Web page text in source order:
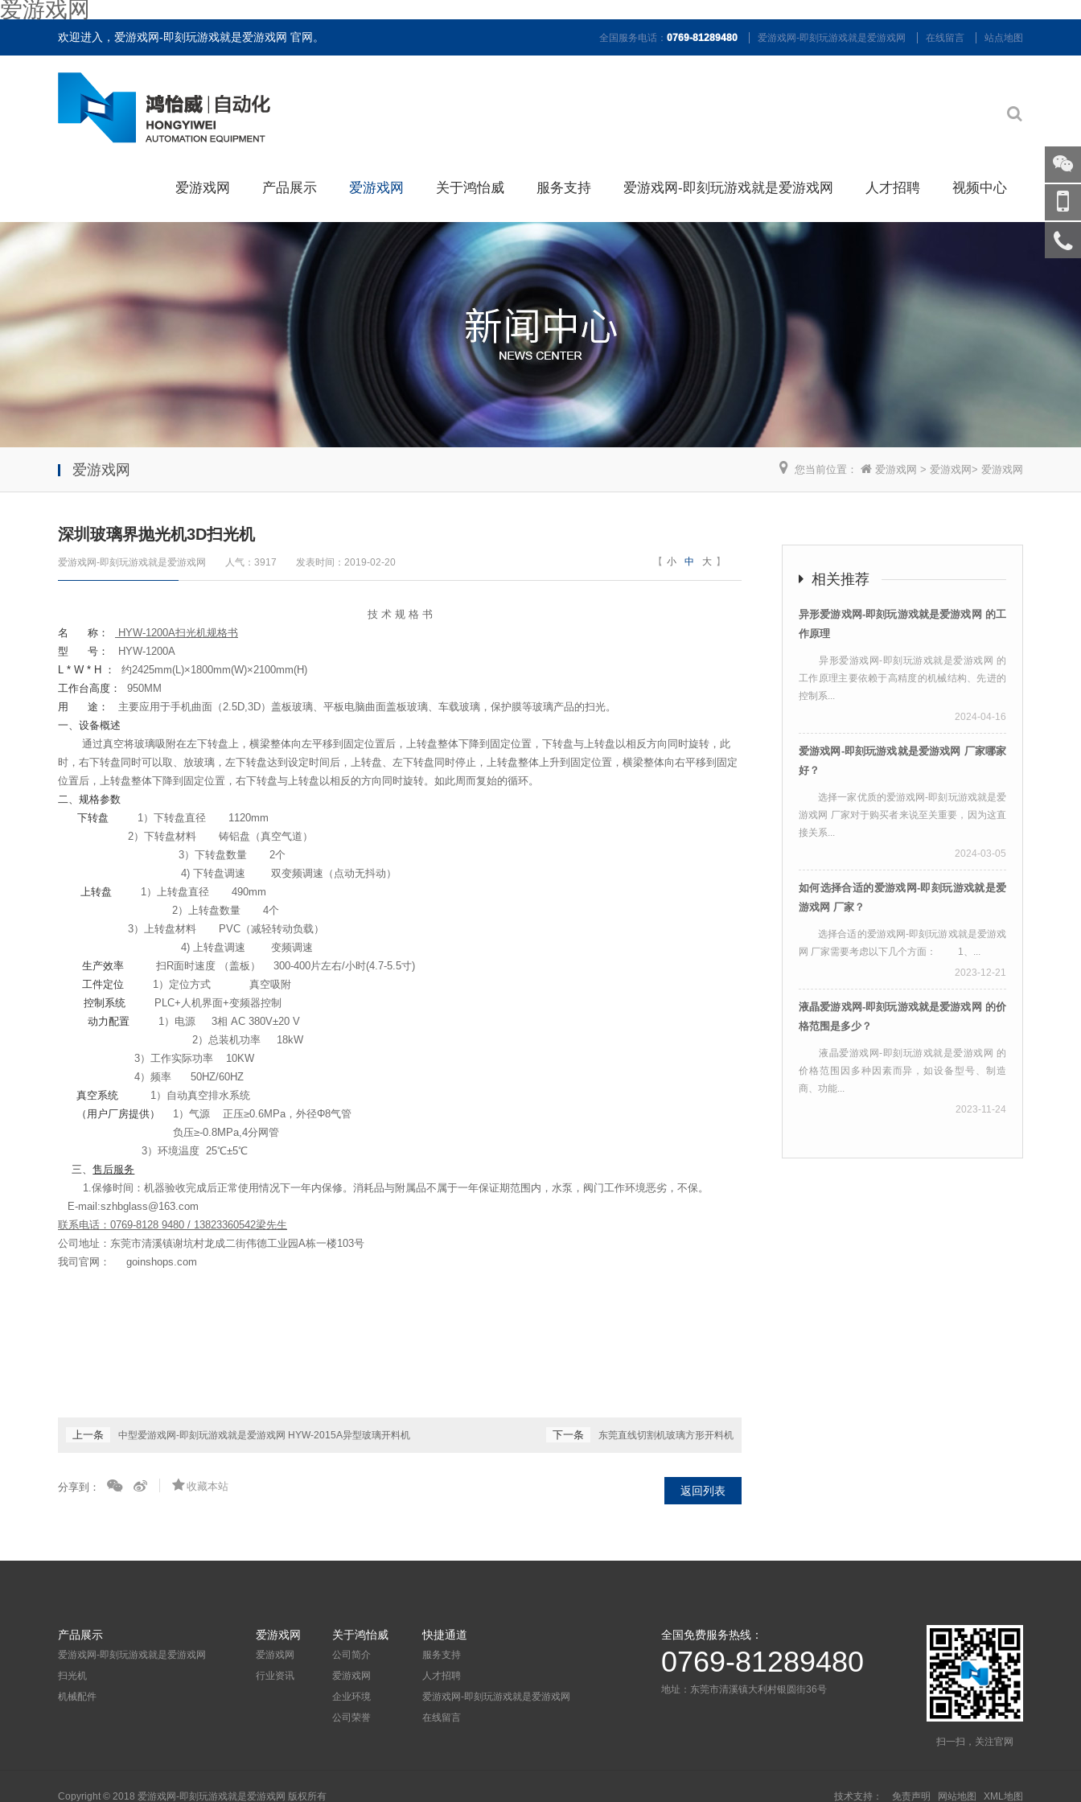
爱游戏网
欢迎进入，爱游戏网-即刻玩游戏就是爱游戏网 官网。 全国服务电话： 0769-81289480 爱游戏网-即刻玩游戏就是爱游戏网 在线留言 站点地图
爱游戏网 产品展示 爱游戏网 关于鸿怡威 服务支持 爱游戏网-即刻玩游戏就是爱游戏网 人才招聘 视频中心
爱游戏网 您当前位置： 爱游戏网 > 爱游戏网> 爱游戏网
深圳玻璃界抛光机3D扫光机
爱游戏网-即刻玩游戏就是爱游戏网 人气：3917 发表时间：2019-02-20 【 小 中 大 】
技 术 规 格 书
名
称： HYW-1200A扫光机规格书
型
号：
HYW-1200A
L * W * H
： 约2425mm(L)×1800mm(W)×2100mm(H)
工作台高度：
950MM
用
途：
主要应用于手机曲面（2.5D,3D）盖板玻璃、平板电脑曲面盖板玻璃、车载玻璃，保护膜等玻璃产品的扫光。
一、设备概述
通过真空将玻璃吸附在左下转盘上，横梁整体向左平移到固定位置后，上转盘整体下降到固定位置，下转盘与上转盘以相反方向同时旋转，此
时，右下转盘同时可以取、放玻璃，左下转盘达到设定时间后，上转盘、左下转盘同时停止，上转盘整体上升到固定位置，横梁整体向右平移到固定
位置后，上转盘整体下降到固定位置，右下转盘与上转盘以相反的方向同时旋转。如此周而复始的循环。
二、规格参数
下转盘 1）下转盘直径1120mm
2）下转盘材料
铸铝盘（真空气道）
3）下转盘数量2个
4) 下转盘调速
双变频调速（点动无抖动）
上转盘 1）上转盘直径
490mm
2）上转盘数量4个
3）上转盘材料 PVC （减轻转动负载）
4) 上转盘调速
变频调速
生产效率
扫 R面时速度 （盖板） 300-400片左右/小时(4.7-5.5寸)
工件定位
1）定位方式
真空吸附
控制系统
PLC+人机界面+变频器控制
动力配置
1）电源 3相 AC 380V±20 V
2）总装机功率18kW
3）工作实际功率 10KW
4）频率 50HZ/60HZ
真空系统
1）自动真空排水系统
（用户厂房提供）
1）气源 正压≥0.6MPa，外径Φ8气管
负压≥-0.8MPa,4分网管
3）环境温度 25℃±5℃
三、售后服务
1.保修时间：机器验收完成后正常使用情况下一年内保修。消耗品与附属品不属于一年保证期范围内，水泵，阀门工作环境恶劣，不保。
E-mail:szhbglass@163.com
联系电话： 0769-8128 9480 / 13823360542梁先生
公司地址：东莞市清溪镇谢坑村龙成二街伟德工业园A栋一楼103号
我司官网： goinshops.com
上一条 中型爱游戏网-即刻玩游戏就是爱游戏网 HYW-2015A异型玻璃开料机 下一条 东莞直线切割机玻璃方形开料机
分享到： 收藏本站 返回列表
相关推荐
异形爱游戏网-即刻玩游戏就是爱游戏网 的工
作原理
异形爱游戏网-即刻玩游戏就是爱游戏网 的
工作原理主要依赖于高精度的机械结构、先进的
控制系...
2024-04-16
爱游戏网-即刻玩游戏就是爱游戏网 厂家哪家
好？
选择一家优质的爱游戏网-即刻玩游戏就是爱
游戏网 厂家对于购买者来说至关重要，因为这直
接关系...
2024-03-05
如何选择合适的爱游戏网-即刻玩游戏就是爱
游戏网 厂家？
选择合适的爱游戏网-即刻玩游戏就是爱游戏
网 厂家需要考虑以下几个方面： 1、...
2023-12-21
液晶爱游戏网-即刻玩游戏就是爱游戏网 的价
格范围是多少？
液晶爱游戏网-即刻玩游戏就是爱游戏网 的
价格范围因多种因素而异，如设备型号、制造
商、功能...
2023-11-24
产品展示
爱游戏网-即刻玩游戏就是爱游戏网
扫光机
机械配件
爱游戏网
爱游戏网
行业资讯
关于鸿怡威
公司简介
爱游戏网
企业环境
公司荣誉
快捷通道
服务支持
人才招聘
爱游戏网-即刻玩游戏就是爱游戏网
在线留言
全国免费服务热线：
0769-81289480
地址：东莞市清溪镇大利村银圆街36号
扫一扫，关注官网
Copyright © 2018 爱游戏网-即刻玩游戏就是爱游戏网 版权所有 技术支持： 免责声明 网站地图 XML地图
关注
微信
手机
访问
顶部